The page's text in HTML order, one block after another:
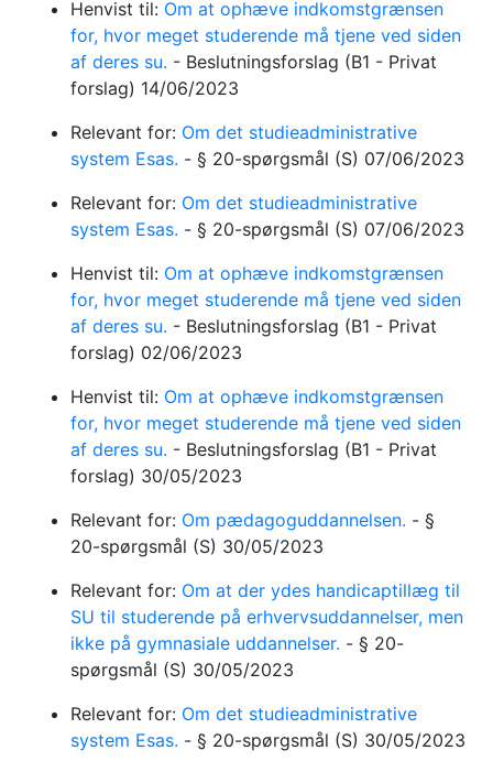
Henvist til: Om at ophæve indkomstgrænsen
for, hvor meget studerende må tjene ved siden
af deres su. - Beslutningsforslag (B1 - Privat
forslag) 14/06/2023
Relevant for: Om det studieadministrative
system Esas. - § 20-spørgsmål (S) 07/06/2023
Relevant for: Om det studieadministrative
system Esas. - § 20-spørgsmål (S) 07/06/2023
Henvist til: Om at ophæve indkomstgrænsen
for, hvor meget studerende må tjene ved siden
af deres su. - Beslutningsforslag (B1 - Privat
forslag) 02/06/2023
Henvist til: Om at ophæve indkomstgrænsen
for, hvor meget studerende må tjene ved siden
af deres su. - Beslutningsforslag (B1 - Privat
forslag) 30/05/2023
Relevant for: Om pædagoguddannelsen. - §
20-spørgsmål (S) 30/05/2023
Relevant for: Om at der ydes handicaptillæg til
SU til studerende på erhvervsuddannelser, men
ikke på gymnasiale uddannelser. - § 20-
spørgsmål (S) 30/05/2023
Relevant for: Om det studieadministrative
system Esas. - § 20-spørgsmål (S) 30/05/2023